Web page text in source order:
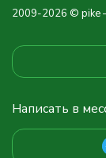
2009-2026 © pike
Написать в